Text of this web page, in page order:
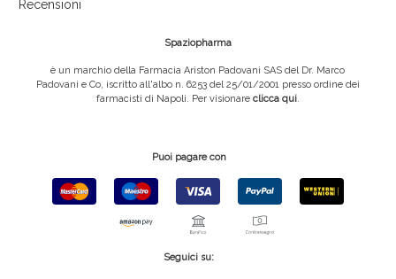
Recensioni
Spaziopharma
è un marchio della Farmacia Ariston Padovani SAS del Dr. Marco
Padovani e Co, iscritto all'albo n. 6253 del 25/01/2001 presso ordine dei
farmacisti di Napoli. Per visionare clicca qui.
Puoi pagare con
Seguici su: